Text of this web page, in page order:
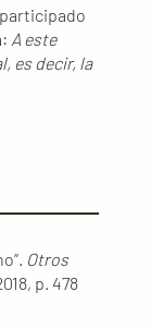
participado
A este
es decir, la
Otros
p. 478